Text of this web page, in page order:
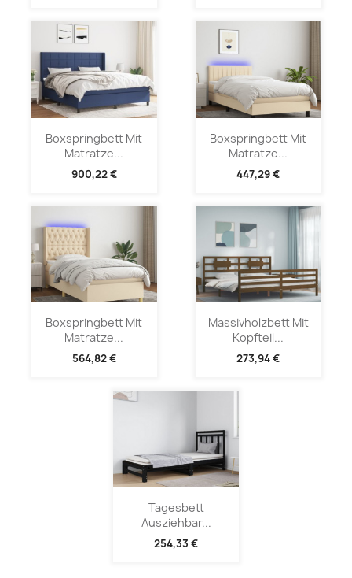
Boxspringbett Mit
Matratze...
900,22 €
Boxspringbett Mit
Matratze...
447,29 €
Boxspringbett Mit
Matratze...
564,82 €
Massivholzbett Mit
Kopfteil...
273,94 €
Tagesbett
Ausziehbar...
254,33 €